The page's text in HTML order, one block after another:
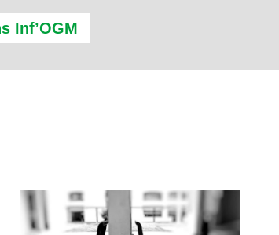
Inf’OGM